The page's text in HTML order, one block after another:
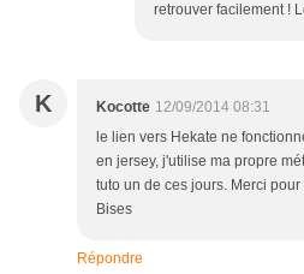
retrouver facilement !
K Kocotte 12/09/2014 08:31
le lien vers Hekate ne
en jersey, j'utilise ma propre
tuto un de ces jours. Merci
Bises
Répondre